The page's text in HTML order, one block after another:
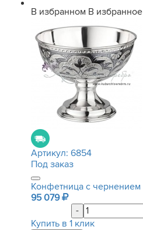
В избранном В избранное
Артикул: 6854
Под заказ
Конфетница с чернением
95 079
-
Купить в 1 клик